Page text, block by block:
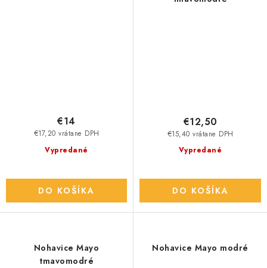
Vypredané
€17,20 vrátane DPH
€14
DO KOŠÍKA
Vypredané
€15,40 vrátane DPH
€12,50
DO KOŠÍKA
Nohavice Mayo
tmavomodré
Nohavice Mayo modré